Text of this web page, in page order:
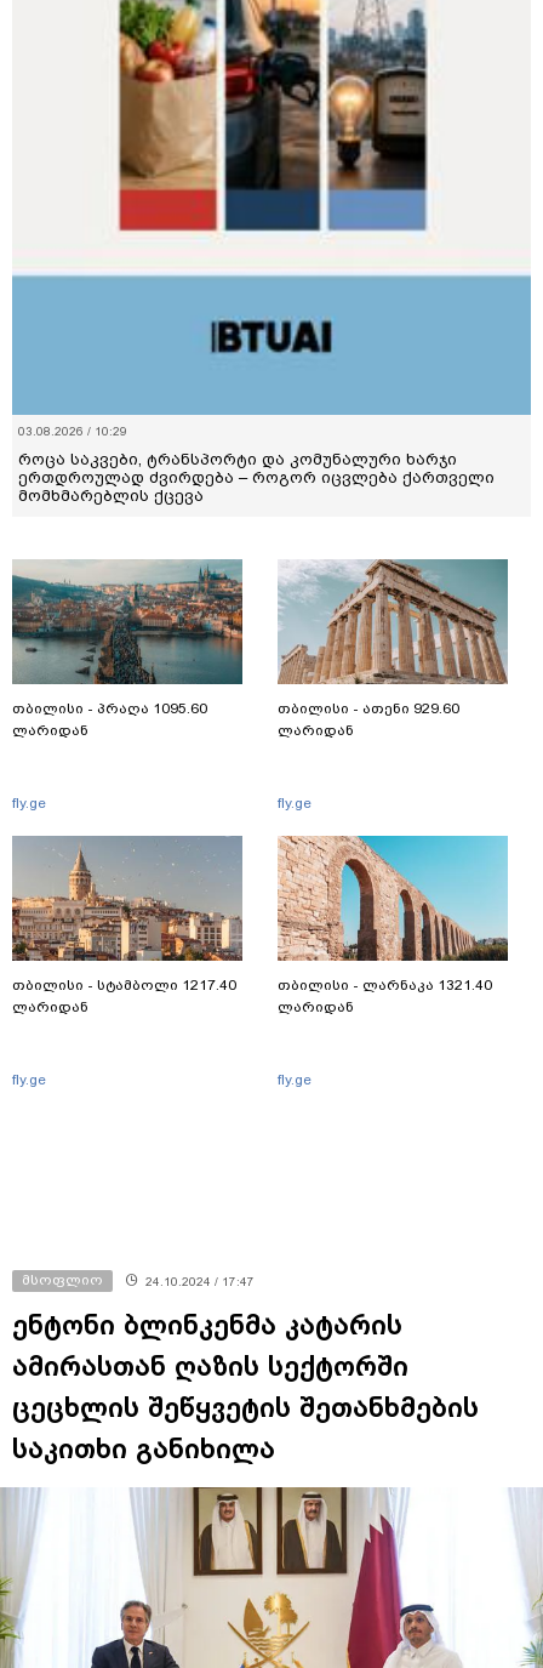
03.08.2026 / 10:29
როცა საკვები, ტრანსპორტი და კომუნალური ხარჯი
ერთდროულად ძვირდება – როგორ იცვლება ქართველი
მომხმარებლის ქცევა
თბილისი - პრაღა 1095.60
ლარიდან
fly.ge
თბილისი - სტამბოლი 1217.40
ლარიდან
fly.ge
თბილისი - ათენი 929.60
ლარიდან
fly.ge
თბილისი - ლარნაკა 1321.40
ლარიდან
fly.ge
მსოფლიო 24.10.2024 / 17:47
ენტონი ბლინკენმა კატარის
ამირასთან ღაზის სექტორში
ცეცხლის შეწყვეტის შეთანხმების
საკითხი განიხილა